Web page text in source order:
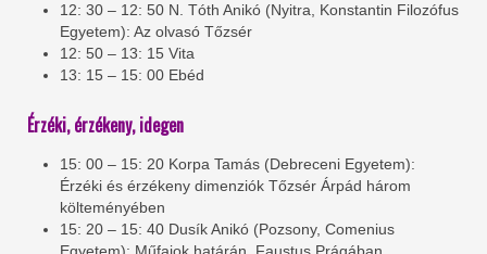
12: 30 – 12: 50 N. Tóth Anikó (Nyitra, Konstantin Filozófus
Egyetem): Az olvasó Tőzsér
12: 50 – 13: 15 Vita
13: 15 – 15: 00 Ebéd
Érzéki, érzékeny, idegen
15: 00 – 15: 20 Korpa Tamás (Debreceni Egyetem):
Érzéki és érzékeny dimenziók Tőzsér Árpád három
költeményében
15: 20 – 15: 40 Dusík Anikó (Pozsony, Comenius